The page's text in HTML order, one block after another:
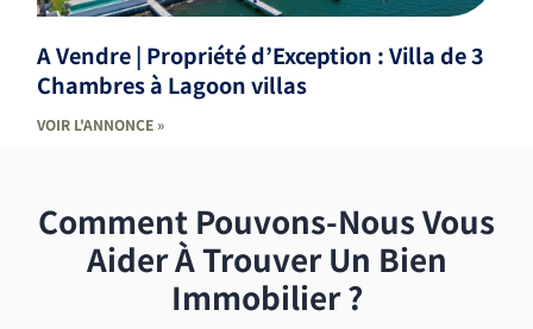
A Vendre | Propriété d’Exception : Villa de 3
Chambres à Lagoon villas
VOIR L'ANNONCE »
Comment Pouvons-Nous Vous
Aider À Trouver Un Bien
Immobilier ?